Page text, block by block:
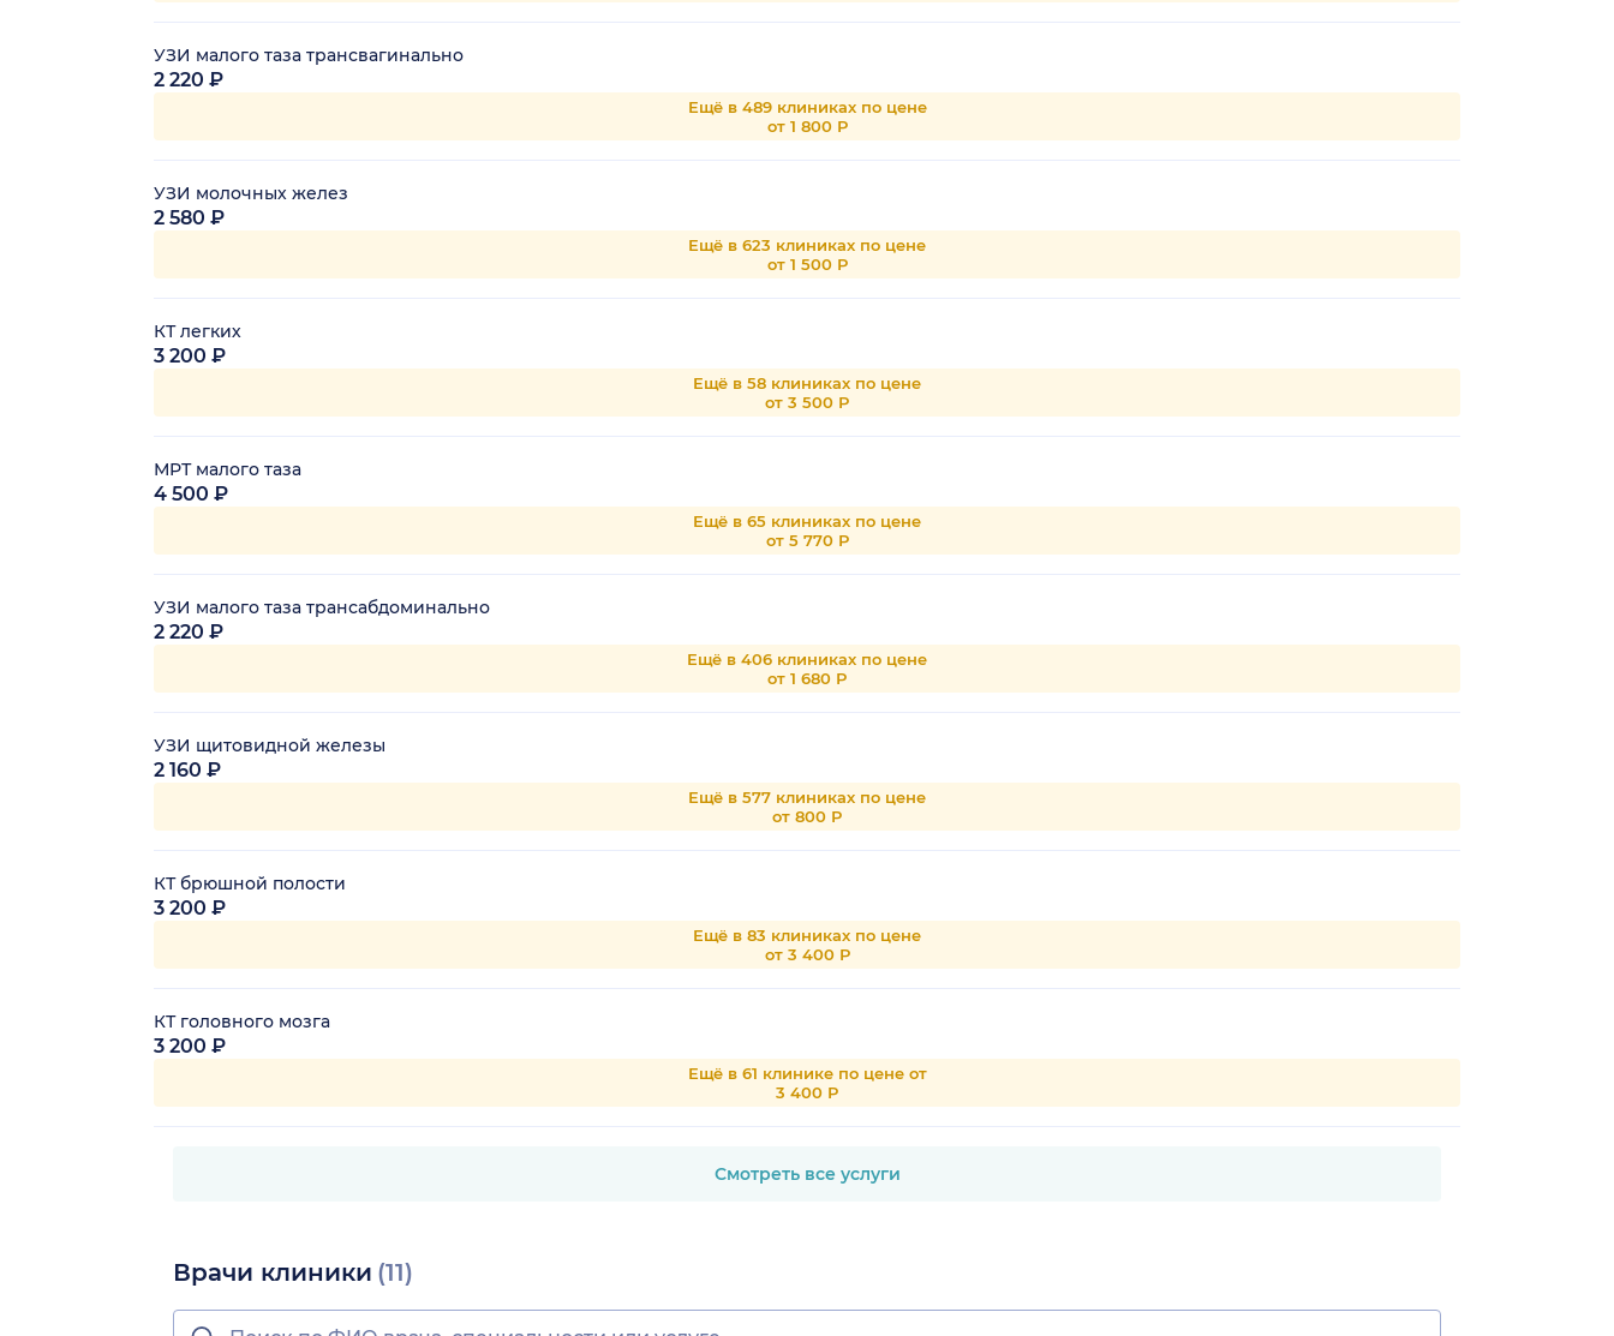
УЗИ малого таза трансвагинально
2 220 ₽
Ещё в 489 клиниках по цене
от 1 800 Р
УЗИ молочных желез
2 580 ₽
Ещё в 623 клиниках по цене
от 1 500 Р
КТ легких
3 200 ₽
Ещё в 58 клиниках по цене
от 3 500 Р
МРТ малого таза
4 500 ₽
Ещё в 65 клиниках по цене
от 5 770 Р
УЗИ малого таза трансабдоминально
2 220 ₽
Ещё в 406 клиниках по цене
от 1 680 Р
УЗИ щитовидной железы
2 160 ₽
Ещё в 577 клиниках по цене
от 800 Р
КТ брюшной полости
3 200 ₽
Ещё в 83 клиниках по цене
от 3 400 Р
КТ головного мозга
3 200 ₽
Ещё в 61 клинике по цене от
3 400 Р
Смотреть все услуги
Врачи клиники (11)